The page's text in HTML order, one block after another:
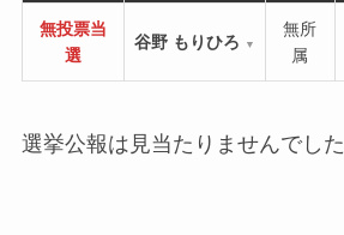
無投票当
選
谷野 もりひろ ▼
無所
属
選挙公報は見当たりませんでした